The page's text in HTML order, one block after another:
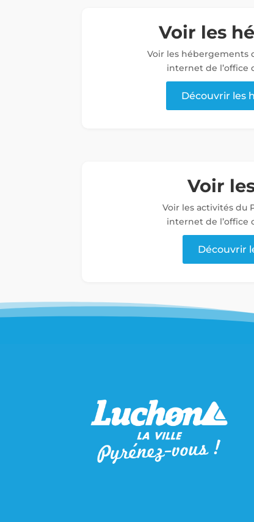
Voir les
Voir les hébergements
internet de l’office
Découvrir les
Voir
Voir les activités du
internet de l’office
Découvrir